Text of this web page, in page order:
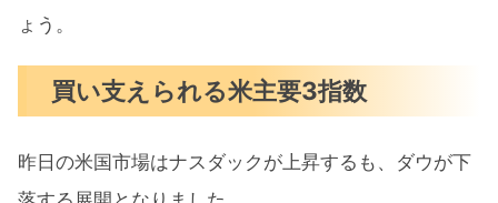
ょう。
買い支えられる米主要3指数
昨日の米国市場はナスダックが上昇するも、ダウが下